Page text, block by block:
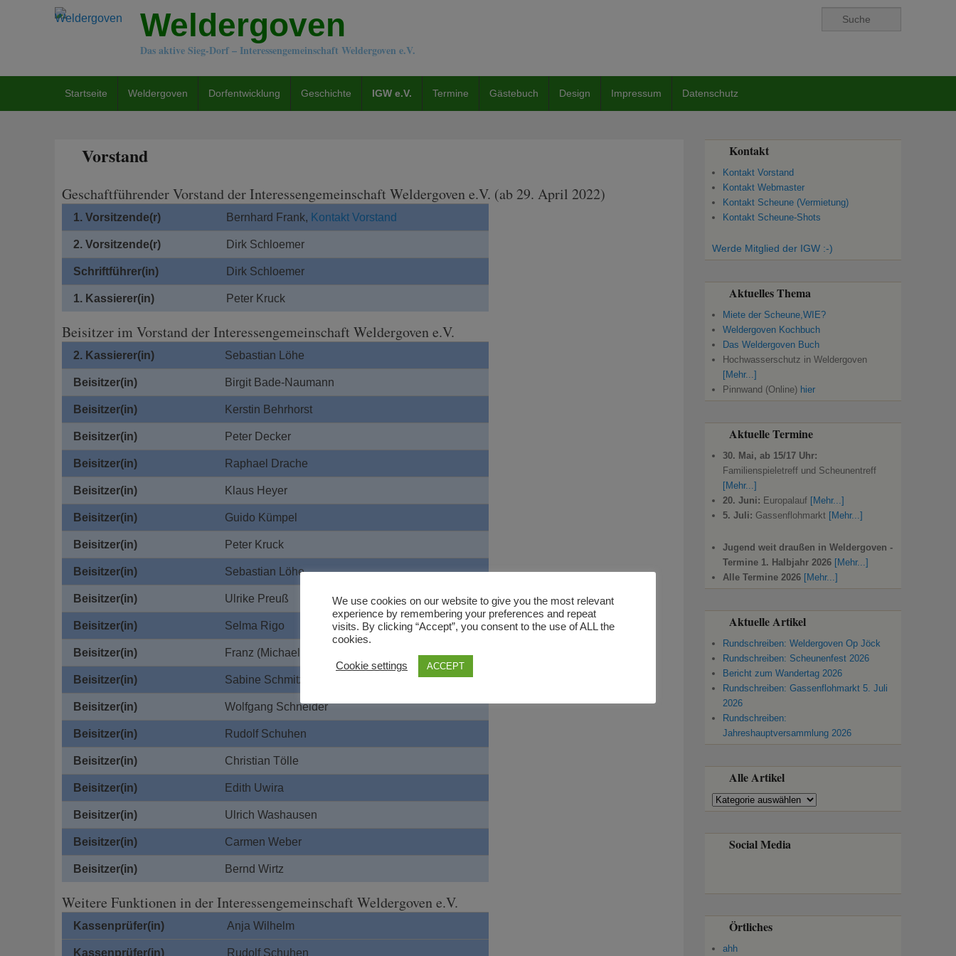
Weldergoven
Das aktive Sieg-Dorf – Interessengemeinschaft Weldergoven e.V.
Suche
Startseite Weldergoven Dorfentwicklung Geschichte IGW e.V. Termine Gästebuch Design Impressum Datenschutz
Vorstand
Geschaftführender Vorstand der Interessengemeinschaft Weldergoven e.V. (ab 29. April 2022)
1. Vorsitzende(r) Bernhard Frank, Kontakt Vorstand
2. Vorsitzende(r) Dirk Schloemer
Schriftführer(in) Dirk Schloemer
1. Kassierer(in) Peter Kruck
Beisitzer im Vorstand der Interessengemeinschaft Weldergoven e.V.
2. Kassierer(in) Sebastian Löhe
Beisitzer(in) Birgit Bade-Naumann
Beisitzer(in) Kerstin Behrhorst
Beisitzer(in) Peter Decker
Beisitzer(in) Raphael Drache
Beisitzer(in) Klaus Heyer
Beisitzer(in) Guido Kümpel
Beisitzer(in) Peter Kruck
Beisitzer(in) Sebastian Löhe
Beisitzer(in) Ulrike Preuß
Beisitzer(in) Selma Rigo
Beisitzer(in) Franz (Michael) Royer
Beisitzer(in) Sabine Schmitz
Beisitzer(in) Wolfgang Schneider
Beisitzer(in) Rudolf Schuhen
Beisitzer(in) Christian Tölle
Beisitzer(in) Edith Uwira
Beisitzer(in) Ulrich Washausen
Beisitzer(in) Carmen Weber
Beisitzer(in) Bernd Wirtz
Weitere Funktionen in der Interessengemeinschaft Weldergoven e.V.
Kassenprüfer(in) Anja Wilhelm
Kassenprüfer(in) Rudolf Schuhen
Kontakt
Kontakt Vorstand
Kontakt Webmaster
Kontakt Scheune (Vermietung)
Kontakt Scheune-Shots
Werde Mitglied der IGW :-)
Aktuelles Thema
Miete der Scheune,WIE?
Weldergoven Kochbuch
Das Weldergoven Buch
Hochwasserschutz in Weldergoven
[Mehr...]
Pinnwand (Online) hier
Aktuelle Termine
30. Mai, ab 15/17 Uhr:
Familienspieletreff und Scheunentreff
[Mehr...]
20. Juni: Europalauf [Mehr...]
5. Juli: Gassenflohmarkt [Mehr...]
Jugend weit draußen in Weldergoven -
Termine 1. Halbjahr 2026 [Mehr...]
Alle Termine 2026 [Mehr...]
Aktuelle Artikel
Rundschreiben: Weldergoven Op Jöck
Rundschreiben: Scheunenfest 2026
Bericht zum Wandertag 2026
Rundschreiben: Gassenflohmarkt 5. Juli
2026
Rundschreiben:
Jahreshauptversammlung 2026
Alle Artikel
Alle
Artikel
Social Media
Örtliches
ahh
We use cookies on our website to give you the most relevant
experience by remembering your preferences and repeat
visits. By clicking “Accept”, you consent to the use of ALL the
cookies.
Cookie settings ACCEPT